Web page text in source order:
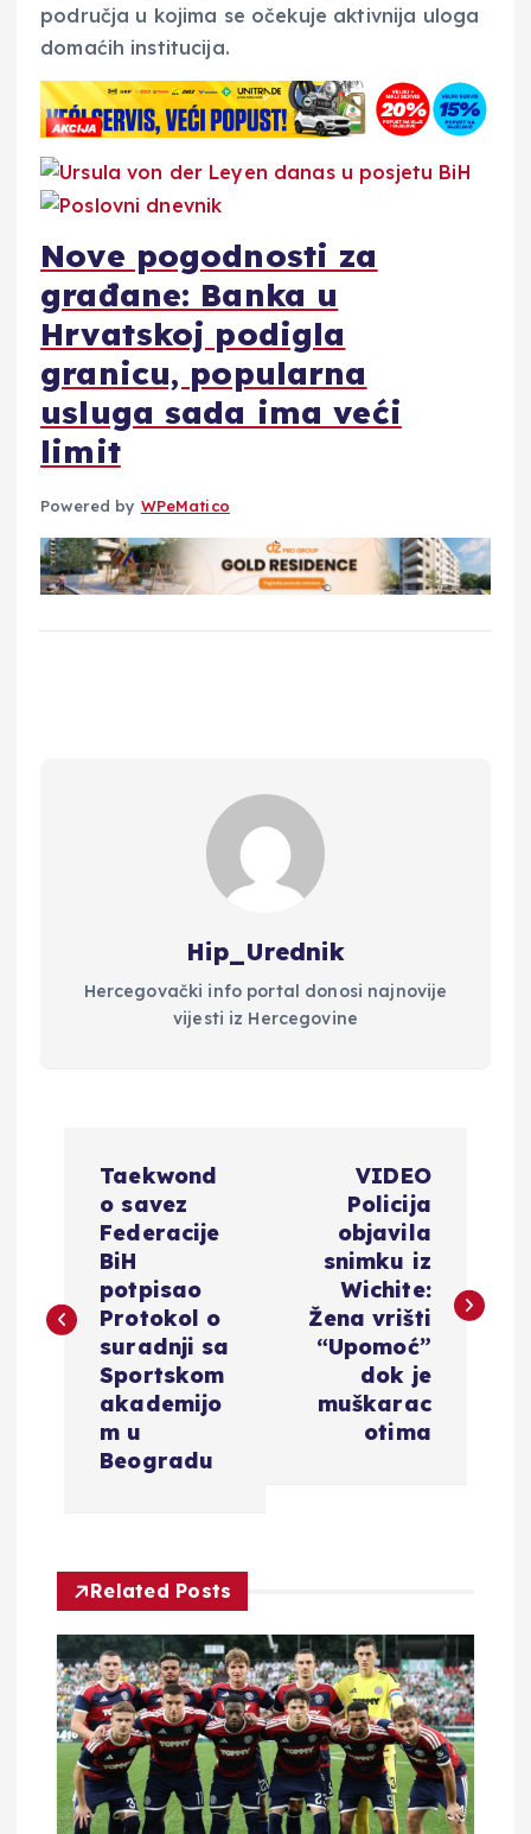
područja u kojima se očekuje aktivnija uloga
domaćih institucija.
Nove pogodnosti za
građane: Banka u
Hrvatskoj podigla
granicu, popularna
usluga sada ima veći
limit
Powered by WPeMatico
Hip_Urednik
Hercegovački info portal donosi najnovije
vijesti iz Hercegovine
i
a
o
b
Taekwond
o savez
Federacije
BiH
potpisao
Protokol o
suradnji sa
Sportskom
akademijo
m u
Beogradu
VIDEO
Policija
objavila
snimku iz
Wichite:
Žena vrišti
“Upomoć”
dok je
muškarac
otima
Related Posts